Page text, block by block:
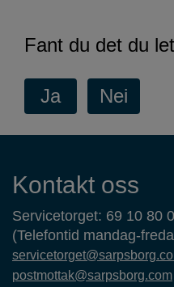
Fant du det du
Kontakt oss
Servicetorget: 69 10 80
(Telefontid mandag-
postmottak@sarpsborg.com